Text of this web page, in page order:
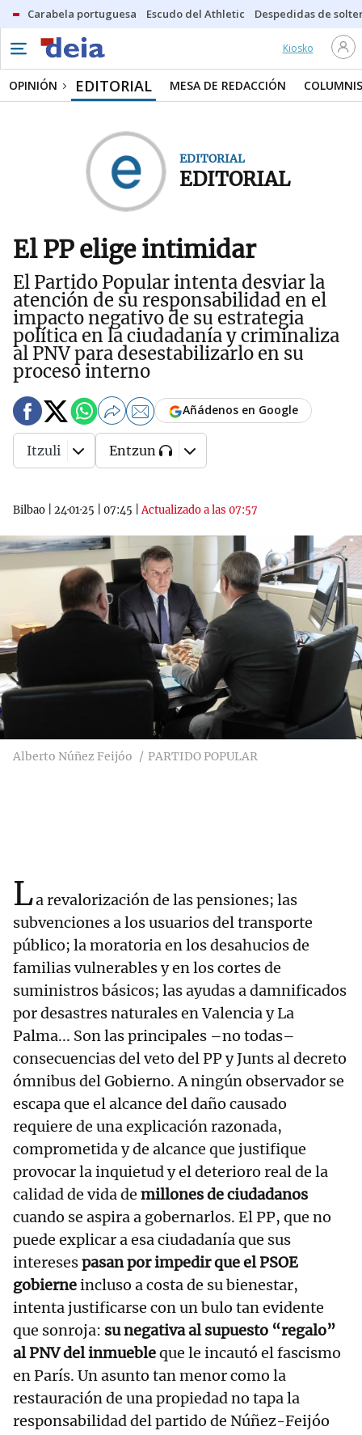
Carabela portuguesa Escudo del Athletic Despedidas de
Kiosko
OPINIÓN EDITORIAL MESA DE REDACCIÓN
EDITORIAL
EDITORIAL
El PP elige intimidar
El Partido Popular intenta desviar la
atención de su responsabilidad en el
impacto negativo de su estrategia
política en la ciudadanía y criminaliza
al PNV para desestabilizarlo en su
proceso interno
Bilbao 24·01·25 07:45 |Actualizado a las 07:57
Añádenos en Google
Itzuli Entzun
Alberto Núñez Feijóo PARTIDO POPULAR
La revalorización de las pensiones; las
subvenciones a los usuarios del transporte
público; la moratoria en los desahucios de
familias vulnerables y en los cortes de
suministros básicos; las ayudas a damnificados
por desastres naturales en Valencia y La
Palma... Son las principales –no todas–
consecuencias del veto del PP y Junts al decreto
ómnibus del Gobierno. A ningún observador se
escapa que el alcance del daño causado
requiere de una explicación razonada,
comprometida y de alcance que justifique
provocar la inquietud y el deterioro real de la
calidad de vida de millones de ciudadanos
cuando se aspira a gobernarlos. El PP, que no
puede explicar a esa ciudadanía que sus
interesespasan por impedir que el PSOE
gobierneincluso a costa de su bienestar,
intenta justificarse con un bulo tan evidente
que sonroja: su negativa al supuesto “regalo”
al PNV del inmuebleque le incautó el fascismo
en París. Un asunto tan menor como la
restauración de una propiedad no tapa la
responsabilidad del partido de Núñez-Feijóo